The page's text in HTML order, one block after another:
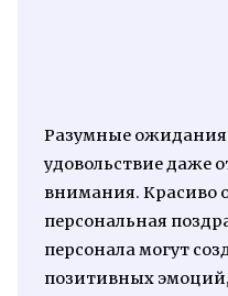
Разумные ожидания
удовольствие даже
внимания. Красиво
персональная
персонала могут
позитивных